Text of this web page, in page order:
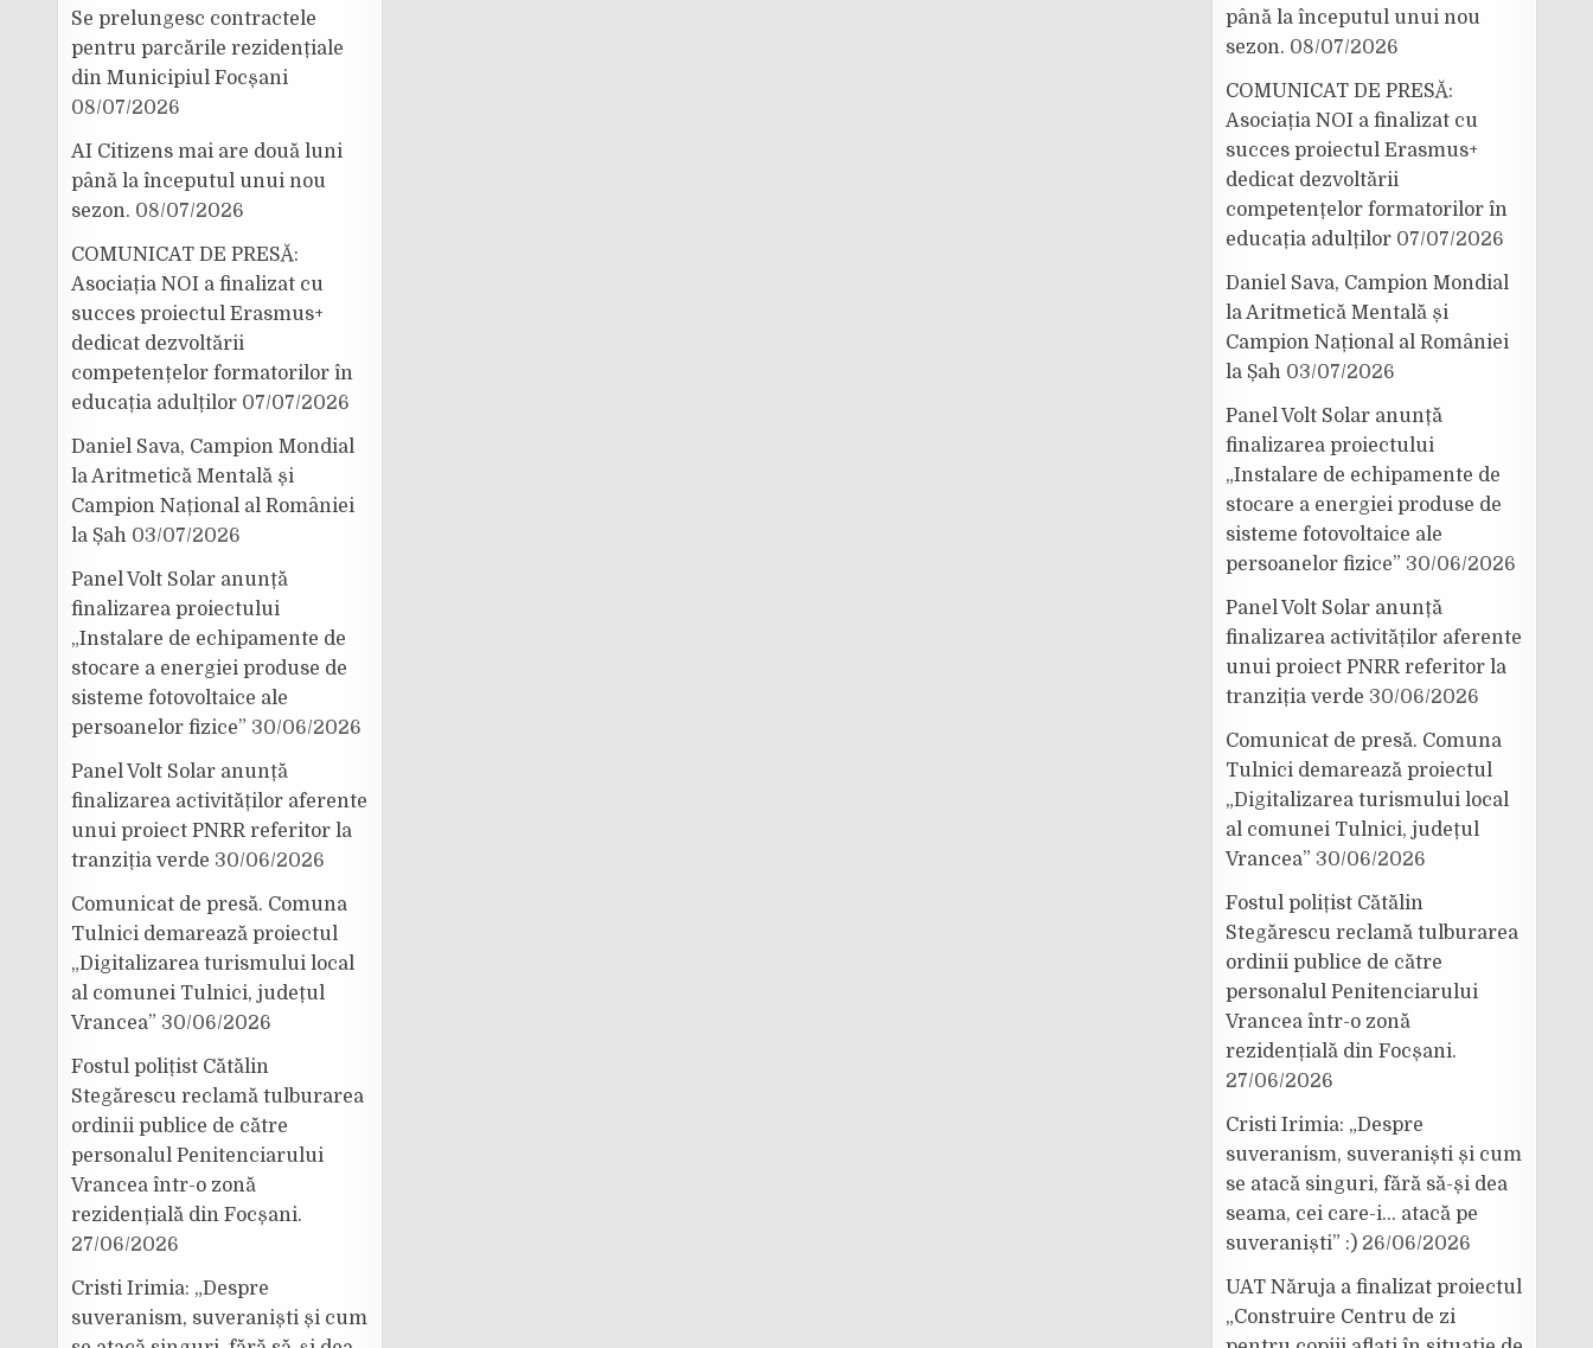
Se prelungesc contractele
pentru parcările rezidențiale
din Municipiul Focșani
08/07/2026
AI Citizens mai are două luni
până la începutul unui nou
sezon. 08/07/2026
COMUNICAT DE PRESĂ:
Asociația NOI a finalizat cu
succes proiectul Erasmus+
dedicat dezvoltării
competențelor formatorilor în
educația adulților 07/07/2026
Daniel Sava, Campion Mondial
la Aritmetică Mentală și
Campion Național al României
la Șah 03/07/2026
Panel Volt Solar anunță
finalizarea proiectului
„Instalare de echipamente de
stocare a energiei produse de
sisteme fotovoltaice ale
persoanelor fizice” 30/06/2026
Panel Volt Solar anunță
finalizarea activităților aferente
unui proiect PNRR referitor la
tranziția verde 30/06/2026
Comunicat de presă. Comuna
Tulnici demarează proiectul
„Digitalizarea turismului local
al comunei Tulnici, județul
Vrancea” 30/06/2026
Fostul polițist Cătălin
Stegărescu reclamă tulburarea
ordinii publice de către
personalul Penitenciarului
Vrancea într-o zonă
rezidențială din Focșani.
27/06/2026
Cristi Irimia: „Despre
suveranism, suveraniști și cum
până la începutul unui nou
sezon. 08/07/2026
COMUNICAT DE PRESĂ:
Asociația NOI a finalizat cu
succes proiectul Erasmus+
dedicat dezvoltării
competențelor formatorilor în
educația adulților 07/07/2026
Daniel Sava, Campion Mondial
la Aritmetică Mentală și
Campion Național al României
la Șah 03/07/2026
Panel Volt Solar anunță
finalizarea proiectului
„Instalare de echipamente de
stocare a energiei produse de
sisteme fotovoltaice ale
persoanelor fizice” 30/06/2026
Panel Volt Solar anunță
finalizarea activităților aferente
unui proiect PNRR referitor la
tranziția verde 30/06/2026
Comunicat de presă. Comuna
Tulnici demarează proiectul
„Digitalizarea turismului local
al comunei Tulnici, județul
Vrancea” 30/06/2026
Fostul polițist Cătălin
Stegărescu reclamă tulburarea
ordinii publice de către
personalul Penitenciarului
Vrancea într-o zonă
rezidențială din Focșani.
27/06/2026
Cristi Irimia: „Despre
suveranism, suveraniști și cum
se atacă singuri, fără să-și dea
seama, cei care-i… atacă pe
suveraniști” :) 26/06/2026
UAT Năruja a finalizat proiectul
„Construire Centru de zi